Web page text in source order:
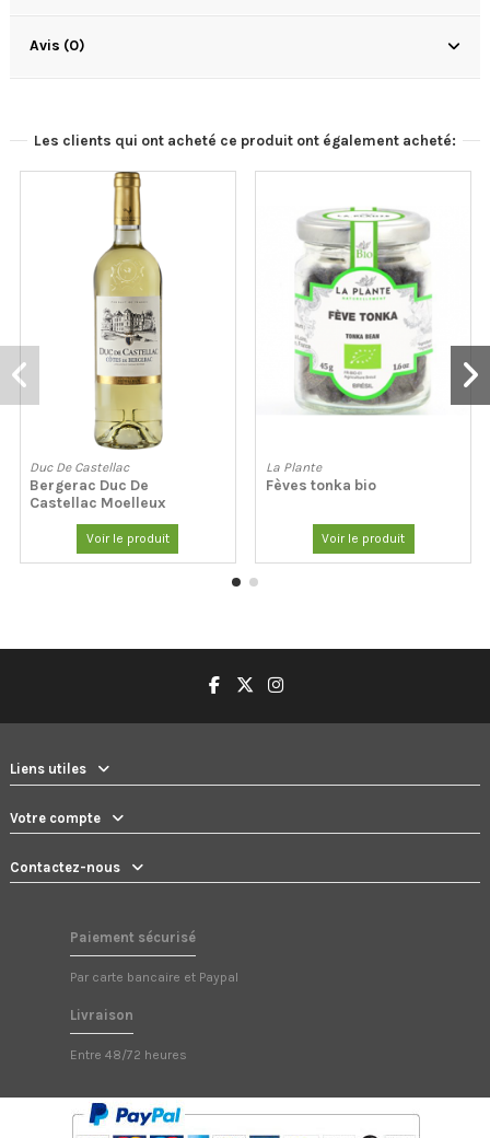
Avis (0)
Les clients qui ont acheté ce produit ont également acheté:
Duc De Castellac
Bergerac Duc De
Castellac Moelleux
Voir le produit
La Plante
Fèves tonka bio
Voir le produit
Liens utiles
Votre compte
Contactez-nous
Paiement sécurisé
Par carte bancaire et Paypal
Livraison
Entre 48/72 heures